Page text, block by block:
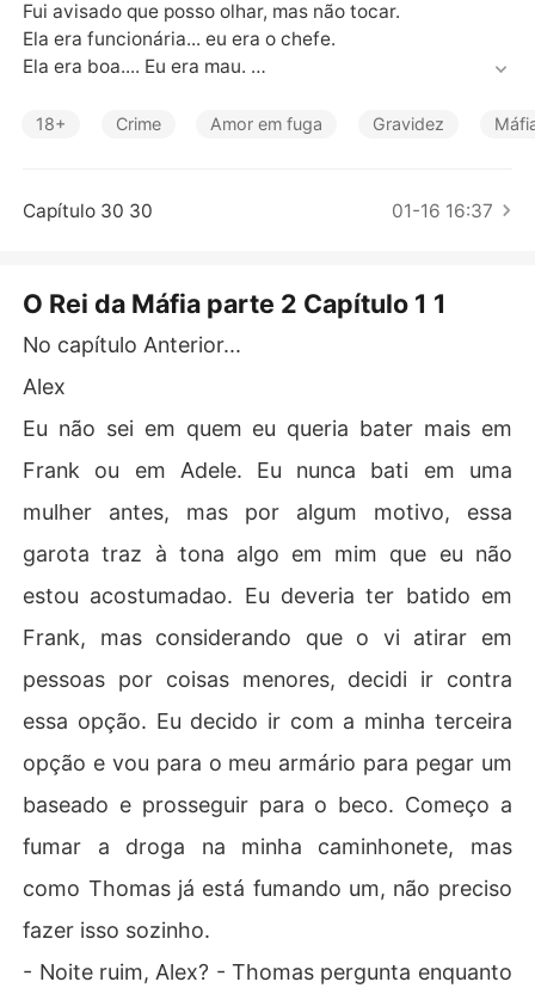
Contos Curtos
Fui avisado que posso olhar, mas não tocar.
Ela era funcionária... eu era o chefe.
Ela era boa.... Eu era mau.
Ela praticamente tinha a palavra proibido impresso em
dos, mas o que eu nunca esperei foi que ela tivesse seu
as, mas nunca pensei que seria visto como o anjo da gu
arda dela.
18+ Crime Amor em fuga Gravidez
Capítulo 30 30 01-16 16:37
O Rei da Máfia parte 2 Capítulo 1 1
No capítulo Anterior...
Alex
Eu não sei em quem eu queria bater mais em
Frank ou em Adele. Eu nunca bati em uma
mulher antes, mas por algum motivo, essa
garota traz à tona algo em mim que eu não
estou acostumadao. Eu deveria ter batido em
Frank, mas considerando que o vi atirar em
pessoas por coisas menores, decidi ir contra
essa opção. Eu decido ir com a minha terceira
opção e vou para o meu armário para pegar um
baseado e prosseguir para o beco. Começo a
fumar a droga na minha caminhonete, mas
como Thomas já está fumando um, não preciso
fazer isso sozinho.
- Noite ruim, Alex? - Thomas pergunta enquanto